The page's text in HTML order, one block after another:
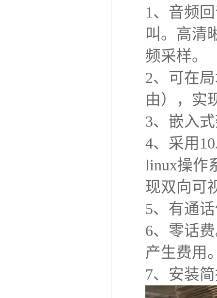
1、音频
叫。高清
频采样。
2、可在
由），实
3、嵌入
4、采用
linux操作
现双向可
5、有通
6、零话
产生费用
7、安装